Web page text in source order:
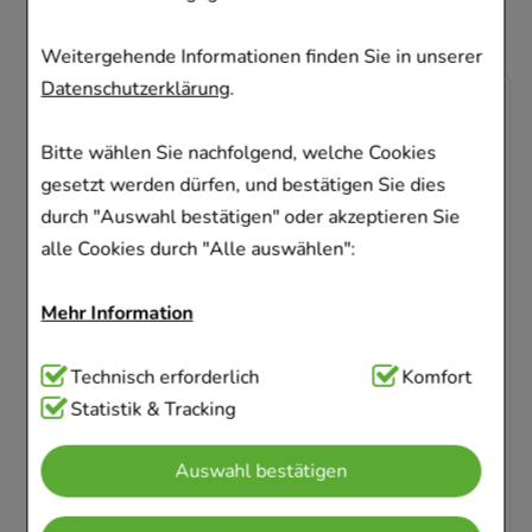
Weitergehende Informationen finden Sie in unserer
Datenschutzerklärung.
Bitte wählen Sie nachfolgend, welche Cookies
gesetzt werden dürfen, und bestätigen Sie dies
durch "Auswahl bestätigen" oder akzeptieren Sie
alle Cookies durch "Alle auswählen":
Mehr Information
Technisch Notwendig:Hierbei handelt es sich um
Cookies, die für die Grundfunktionen unserer
Website notwendig sind (z.B. Navigation,
Warenkorb, Kundenkonto), weshalb auf diese nicht
verzichtet werden kann.
Technisch erforderlich
Komfort
Statistik & Tracking
Auswahl bestätigen
Btl.m.Gran.z.Herst.e.Susp.z.Einn.
20StGranulat zur Herstellung einer Suspension
zum Einnehmen
Sofort lieferbar
-29%